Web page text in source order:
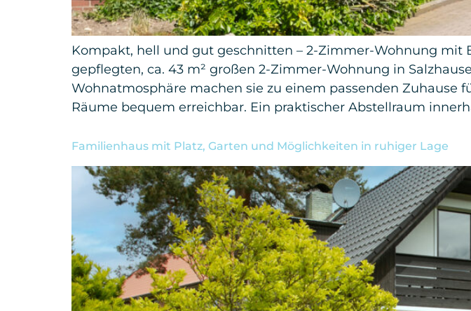
Kompakt, hell und gut geschnitten – 2-Zimmer-Wohnung
gepflegten, ca. 43 m² großen 2-Zimmer-Wohnung in
Wohnatmosphäre machen sie zu einem passenden Zuhause
Räume bequem erreichbar. Ein praktischer Abstellraum
Familienhaus mit Platz, Garten und Möglichkeiten in ruhiger Lage